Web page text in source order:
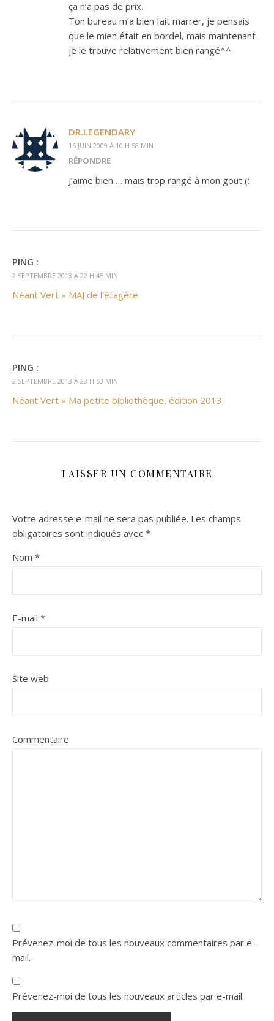
ça n’a pas de prix.
Ton bureau m’a bien fait marrer, je pensais
que le mien était en bordel, mais maintenant
je le trouve relativement bien rangé^^
DR.LEGENDARY
16 JUIN 2009 À 10 H 58 MIN
RÉPONDRE
J’aime bien … mais trop rangé à mon gout (:
PING :
2 SEPTEMBRE 2013 À 22 H 45 MIN
Néant Vert » MAJ de l’étagère
PING :
2 SEPTEMBRE 2013 À 23 H 53 MIN
Néant Vert » Ma petite bibliothèque, édition 2013
LAISSER UN COMMENTAIRE
Votre adresse e-mail ne sera pas publiée. Les champs
obligatoires sont indiqués avec *
Nom *
E-mail *
Site web
Commentaire
Prévenez-moi de tous les nouveaux commentaires par e-
mail.
Prévenez-moi de tous les nouveaux articles par e-mail.